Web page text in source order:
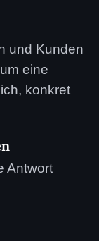
und Kunden
eine
konkret
Antwort